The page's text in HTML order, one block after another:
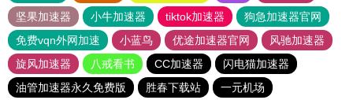
坚果加速器
小牛加速器 tiktok加速器
狗急加速器官网
免费vqn外网加速
小蓝鸟 优途加速器官网
风驰加速器
旋风加速器
八戒看书 CC加速器
闪电猫加速器
油管加速器永久免费版
胜春下载站 一元机场